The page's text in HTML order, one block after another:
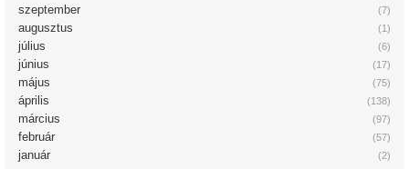
(7)
szeptember
(1)
augusztus
(6)
július
(17)
június
(75)
május
(138)
április
(97)
március
(57)
február
(2)
január